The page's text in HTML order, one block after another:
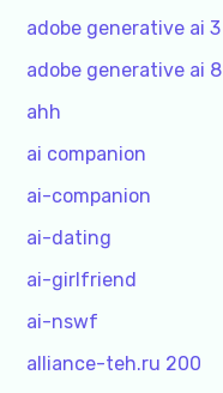
adobe generative ai 3
adobe generative ai 8
ahh
ai companion
ai-companion
ai-dating
ai-girlfriend
ai-nswf
alliance-teh.ru 200